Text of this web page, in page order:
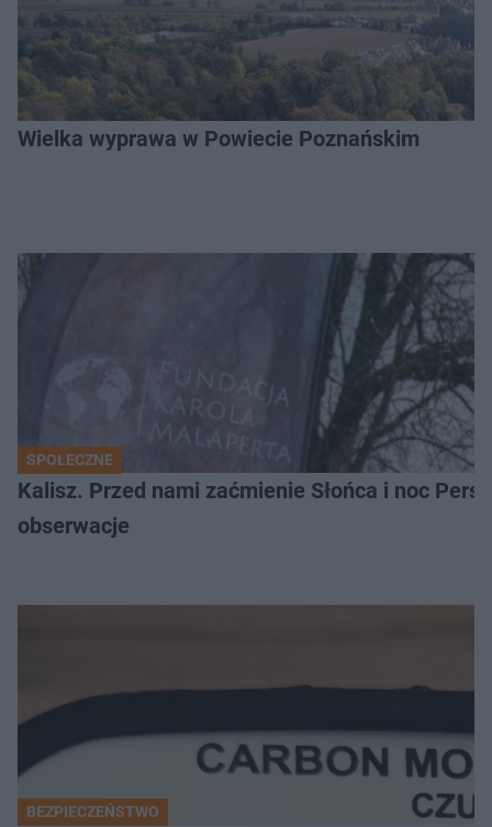
Wielka wyprawa w Powiecie Poznańskim
SPOŁECZNE
Kalisz. Przed nami zaćmienie Słońca i noc
obserwacje
BEZPIECZEŃSTWO